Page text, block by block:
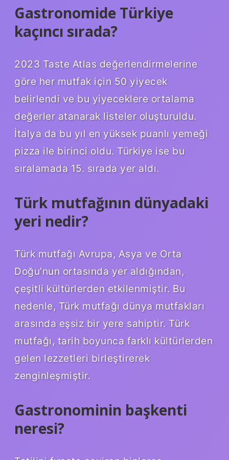
Gastronomide Türkiye
kaçıncı sırada?
2023 Taste Atlas değerlendirmelerine
göre her mutfak için 50 yiyecek
belirlendi ve bu yiyeceklere ortalama
değerler atanarak listeler oluşturuldu.
İtalya da bu yıl en yüksek puanlı yemeği
pizza ile birinci oldu. Türkiye ise bu
sıralamada 15. sırada yer aldı.
Türk mutfağının dünyadaki
yeri nedir?
Türk mutfağı Avrupa, Asya ve Orta
Doğu’nun ortasında yer aldığından,
çeşitli kültürlerden etkilenmiştir. Bu
nedenle, Türk mutfağı dünya mutfakları
arasında eşsiz bir yere sahiptir. Türk
mutfağı, tarih boyunca farklı kültürlerden
gelen lezzetleri birleştirerek
zenginleşmiştir.
Gastronominin başkenti
neresi?